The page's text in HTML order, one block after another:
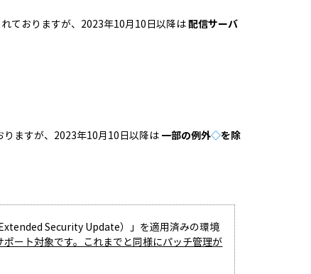
ておりますが、2023年10月10日以降は配信サーバ
ますが、2023年10月10日以降は 一部の例外◇を除
Security Update）」を適用済みの環境
ート対象です。これまでと同様にパッチ管理が